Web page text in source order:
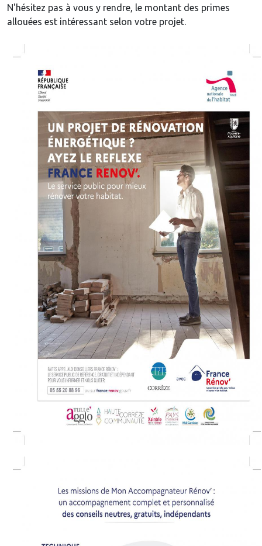
N'hésitez pas à vous y rendre, le montant des primes
allouées est intéressant selon votre projet.